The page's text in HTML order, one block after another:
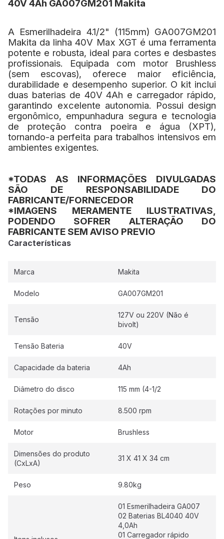
40V 4Ah GA007GM201 Makita
A Esmerilhadeira 4.1/2" (115mm) GA007GM201
Makita da linha 40V Max XGT é uma ferramenta
potente e robusta, ideal para cortes e desbastes
profissionais. Equipada com motor Brushless
(sem escovas), oferece maior eficiência,
durabilidade e desempenho superior. O kit inclui
duas baterias de 40V 4Ah e carregador rápido,
garantindo excelente autonomia. Possui design
ergonômico, empunhadura segura e tecnologia
de proteção contra poeira e água (XPT),
tornando-a perfeita para trabalhos intensivos em
ambientes exigentes.
*TODAS AS INFORMAÇÕES DIVULGADAS
SÃO DE RESPONSABILIDADE DO
FABRICANTE/FORNECEDOR
*IMAGENS MERAMENTE ILUSTRATIVAS,
PODENDO SOFRER ALTERAÇÃO DO
FABRICANTE SEM AVISO PREVIO
Características
Marca Makita
Modelo GA007GM201
Tensão
127V ou 220V (Não é
bivolt)
Tensão Bateria 40V
Capacidade da bateria 4Ah
Diâmetro do disco 115 mm (4-1/2
Rotações por minuto 8.500 rpm
Motor Brushless
Dimensões do produto
(CxLxA)
31 X 41 X 34 cm
Peso 9.80kg
01 Esmerilhadeira GA007
02 Baterias BL4040 40V
4,0Ah
01 Carregador rápido